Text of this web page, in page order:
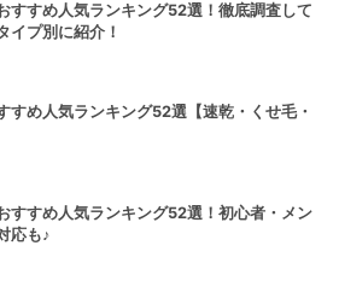
すすめ人気ランキング52選！徹底調査して
イプ別に紹介！
すめ人気ランキング52選【速乾・くせ毛・
すすめ人気ランキング52選！初心者・メン
応も♪